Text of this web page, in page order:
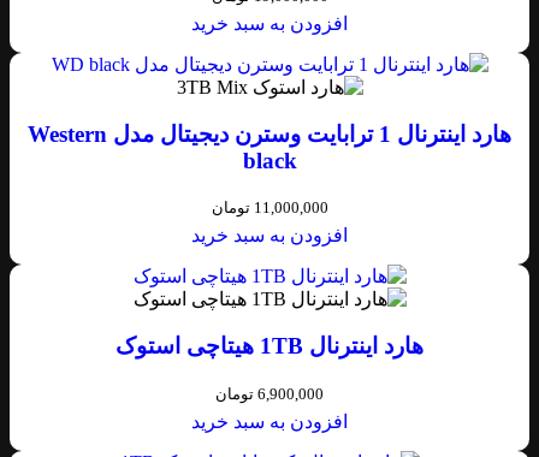
افزودن به سبد خرید
هارد اینترنال 1 ترابایت وسترن دیجیتال مدل Western
black
11,000,000 تومان
افزودن به سبد خرید
هارد اینترنال 1TB هیتاچی استوک
6,900,000 تومان
افزودن به سبد خرید